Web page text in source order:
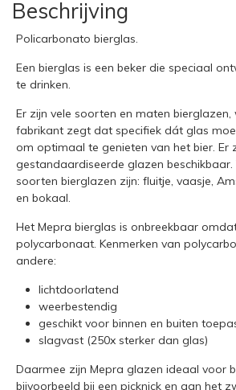
Beschrijving
Policarbonato bierglas.
Een bierglas is een beker die speciaal
te drinken.
Er zijn vele soorten en maten
fabrikant zegt dat specifiek dát glas
om optimaal te genieten van het bier. Er
gestandaardiseerde glazen beschikbaar.
soorten bierglazen zijn: fluitje, vaasje,
en bokaal.
Het Mepra bierglas is onbreekbaar
polycarbonaat. Kenmerken van
andere:
lichtdoorlatend
weerbestendig
geschikt voor binnen en buiten
slagvast (250x sterker dan glas)
Daarmee zijn Mepra glazen ideaal voor
bijvoorbeeld bij een picknick en aan het